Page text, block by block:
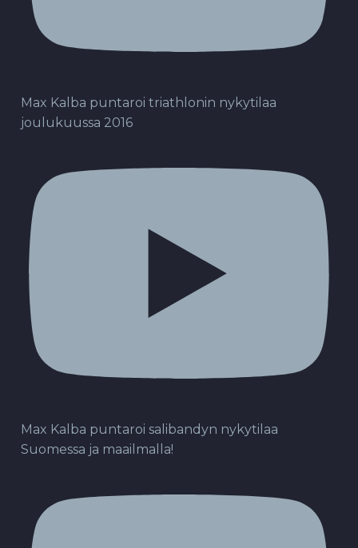
Max Kalba puntaroi triathlonin nykytilaa
joulukuussa 2016
Max Kalba puntaroi salibandyn nykytilaa
Suomessa ja maailmalla!